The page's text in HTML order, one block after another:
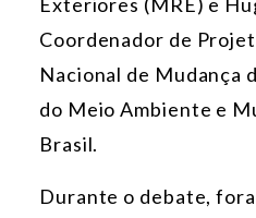
Coordenador de
Nacional de Mudança
do Meio Ambiente e
Brasil.
Durante o debate,